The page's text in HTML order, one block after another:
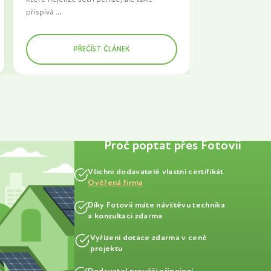
přispívá
uvažujete o investici do fotovoltaické
elektrárny
a zároveň plánujete přechod na
stanicemi pro elektromobily a poradíme
vám, jak můžete ušetřit na nákladech za
elektřinu.
PŘEČÍST ČLÁNEK
Proč poptat přes Fotovii
Všichni dodavatelé vlastní certifikát
Ověřená firma
Díky Fotovii máte návštěvu technika
a konzultaci zdarma
Vyřízení dotace zdarma v ceně
projektu